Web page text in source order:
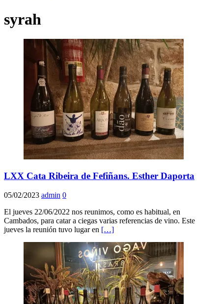
syrah
LXX Cata Ribeira de Fefiñans. Esther Daporta
05/02/2023 admin 0
El jueves 22/06/2022 nos reunimos, como es habitual, en
Cambados, para catar a ciegas varias referencias de vino. Este
jueves la reunión tuvo lugar en […]